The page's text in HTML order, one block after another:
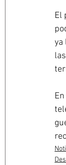
El
ya